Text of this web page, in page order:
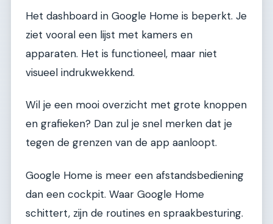
Het dashboard in Google Home is beperkt. Je
ziet vooral een lijst met kamers en
apparaten. Het is functioneel, maar niet
visueel indrukwekkend.
Wil je een mooi overzicht met grote knoppen
en grafieken? Dan zul je snel merken dat je
tegen de grenzen van de app aanloopt.
Google Home is meer een afstandsbediening
dan een cockpit. Waar Google Home
schittert, zijn de routines en spraakbesturing.